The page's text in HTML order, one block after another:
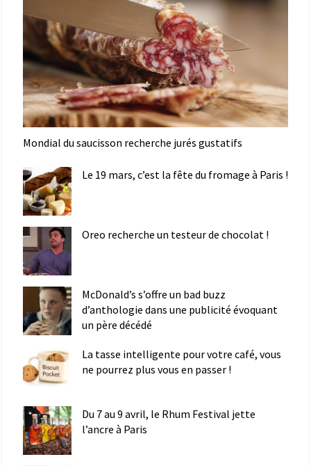
Mondial du saucisson recherche jurés gustatifs
Le 19 mars, c’est la fête du fromage à Paris !
Oreo recherche un testeur de chocolat !
McDonald’s s’offre un bad buzz
d’anthologie dans une publicité évoquant
un père décédé
La tasse intelligente pour votre café, vous
ne pourrez plus vous en passer !
Du 7 au 9 avril, le Rhum Festival jette
l’ancre à Paris